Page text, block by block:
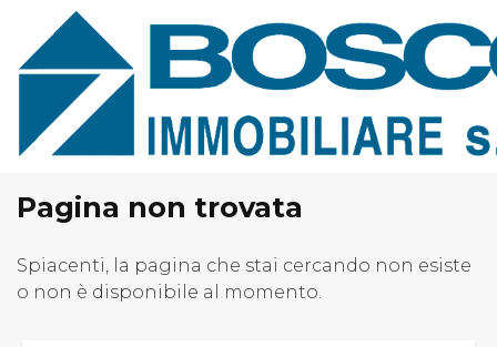
Home
Chi Siamo
Immobili In Vendita
Immobili In Affitto
Lascia Una Richiesta
Contatti
Pagina non trovata
Spiacenti, la pagina che stai cercando non esiste
o non è disponibile al momento.